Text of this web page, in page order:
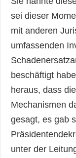
sei dieser
mit anderen
umfassenden
beschäftigt
heraus, dass
Mechanismen
gesagt, es gab
unter der